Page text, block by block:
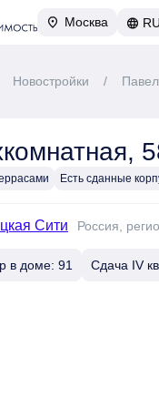
Москва RU
Новостройки /
Есть сданные
Сити Россия,
в доме: 91 Сдача IV